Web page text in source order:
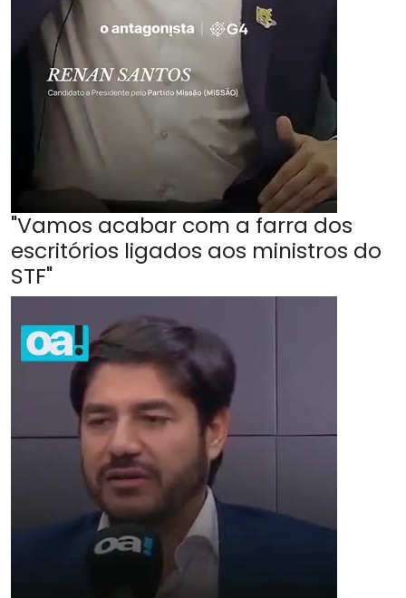
"Vamos acabar com a farra dos
escritórios ligados aos ministros do
STF"